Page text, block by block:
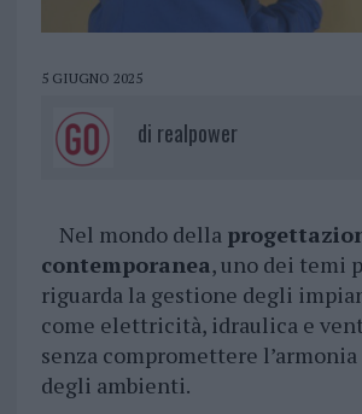
5 GIUGNO 2025
di realpower
Nel mondo della
contemporanea, uno dei temi
riguarda la gestione degli
come elettricità, idraulica e
senza compromettere
degli ambienti.